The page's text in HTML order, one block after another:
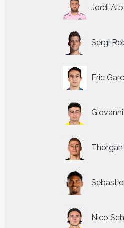
Jordi
Sergi
Eric
Nico